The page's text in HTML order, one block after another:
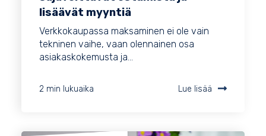
lisäävät myyntiä
Verkkokaupassa maksaminen ei ole vain
tekninen vaihe, vaan olennainen osa
asiakaskokemusta ja...
2 min lukuaika Lue lisää